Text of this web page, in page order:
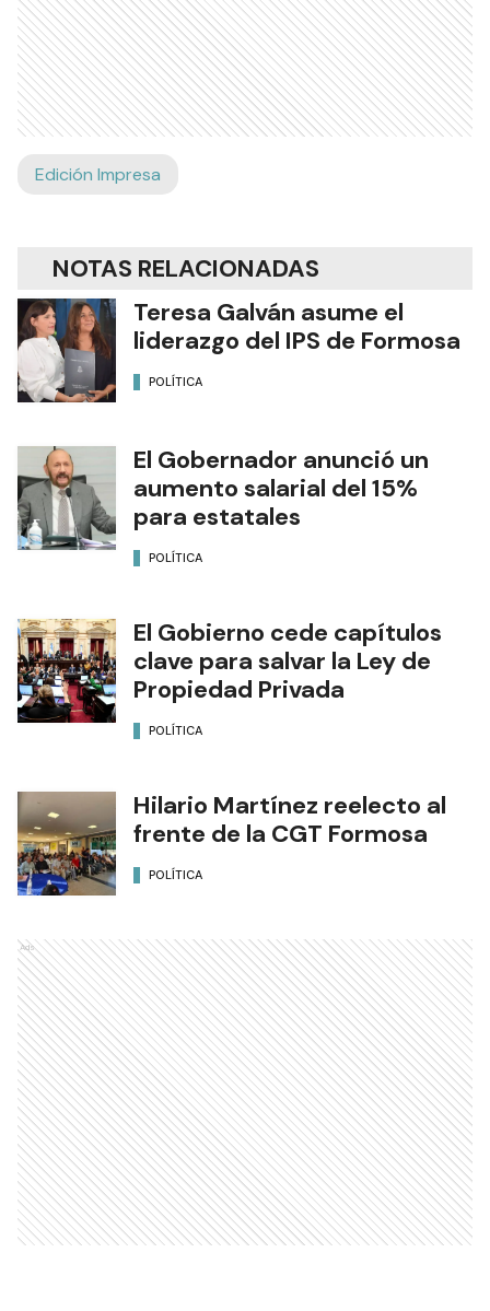
Edición Impresa
NOTAS RELACIONADAS
Teresa Galván asume el
liderazgo del IPS de Formosa
POLÍTICA
El Gobernador anunció un
aumento salarial del 15%
para estatales
POLÍTICA
El Gobierno cede capítulos
clave para salvar la Ley de
Propiedad Privada
POLÍTICA
Hilario Martínez reelecto al
frente de la CGT Formosa
POLÍTICA
Ads